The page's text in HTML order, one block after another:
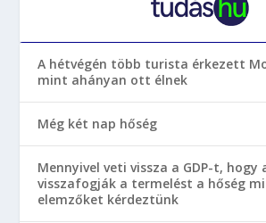
A hétvégén több turista érkezett
mint ahányan ott élnek
Még két nap hőség
Mennyivel veti vissza a GDP-t, hogy
visszafogják a termelést a hőség
elemzőket kérdeztünk